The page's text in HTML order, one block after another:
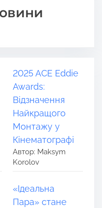
2025 ACE Eddie
Awards:
Відзначення
Найкращого
Монтажу у
Кінематографі
Автор: Maksym
Korolov
«Ідеальна
Пара» стане